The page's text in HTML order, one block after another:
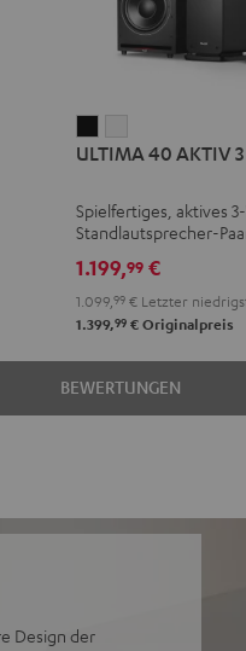
40
3
Club
Edition
Schwarz
40
3
Club
Edition
Weiß
ULTIMA 40 AKTIV
Spielfertiges, aktives
Standlautsprecher-
1.199,99€
1.099, 99€Letzter
1.399,99€Originalpreis
BEWERTUNGEN
Design der